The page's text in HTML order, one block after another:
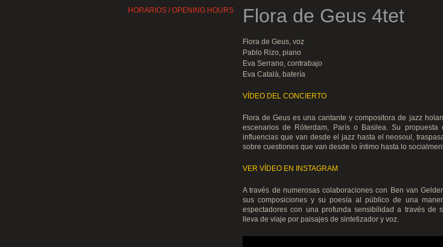
HORARIOS / OPENING HOURS
Flora de Geus 4tet
Flora de Geus, voz
Pablo Rizo, piano
Eva Serrano, contrabajo
Eva Català, batería
VÍDEO DEL CONCIERTO
Flora de Geus es una cantante y compositora de jazz
escenarios de Róterdam, París o Basilea. Su
influencias que van desde el jazz hasta el neosoul,
sobre cuestiones que van desde lo íntimo hasta lo
VER VÍDEO EN INSTAGRAM
A través de numerosas colaboraciones con Ben van
sus composiciones y su poesía al público de una
espectadores con una profunda sensibilidad a través de
lleva de viaje por paisajes de sintetizador y voz.